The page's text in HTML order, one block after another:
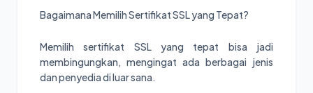
Bagaimana Memilih Sertifikat SSL yang Tepat?
Memilih sertifikat SSL yang tepat bisa jadi
membingungkan, mengingat ada berbagai jenis
dan penyedia di luar sana.